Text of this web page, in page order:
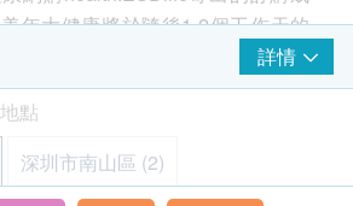
囊
臟
臟
清淡，避免高糖、高脂肪、高蛋白
臟、動物血製品等攝入。不飲酒及
免飲濃茶、咖啡等刺激性飲料，體
再進食進水；
免長跑、游泳、登山、踢足球等劇
年大健康將於隨後1-2個工作天的
電客戶預約身體檢查的時間及地
少提前1日致電美年大健康進行預
+852 6663 4351）。
美年大健康工作人員會核對客戶的
月日、手機號及健康網購。
詳情
點
深圳市南山區 (2)